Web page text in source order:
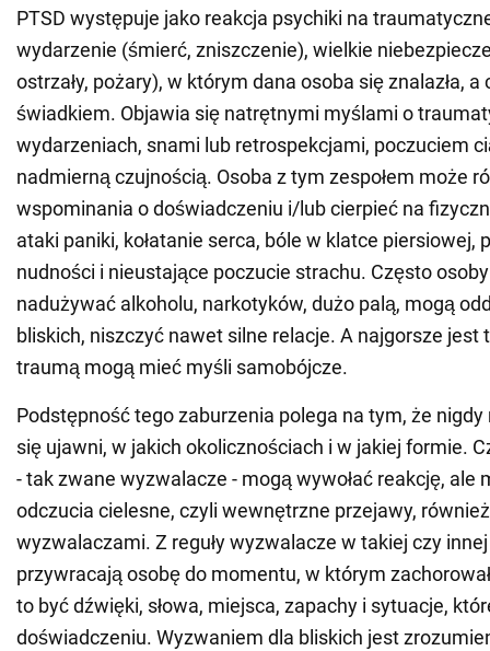
PTSD występuje jako reakcja psychiki na
wydarzenie (śmierć, zniszczenie), wielkie
ostrzały, pożary), w którym dana osoba się znalazła, a
świadkiem. Objawia się natrętnymi myślami o
wydarzeniach, snami lub retrospekcjami, poczuciem
nadmierną czujnością. Osoba z tym zespołem może
wspominania o doświadczeniu i/lub cierpieć na
ataki paniki, kołatanie serca, bóle w klatce piersiowej,
nudności i nieustające poczucie strachu. Często
nadużywać alkoholu, narkotyków, dużo palą, mogą
bliskich, niszczyć nawet silne relacje. A najgorsze jest
traumą mogą mieć myśli samobójcze.
Podstępność tego zaburzenia polega na tym, że
się ujawni, w jakich okolicznościach i w jakiej formie.
- tak zwane wyzwalacze - mogą wywołać reakcję, ale
odczucia cielesne, czyli wewnętrzne przejawy,
wyzwalaczami. Z reguły wyzwalacze w takiej czy
przywracają osobę do momentu, w którym
to być dźwięki, słowa, miejsca, zapachy i sytuacje,
doświadczeniu. Wyzwaniem dla bliskich jest